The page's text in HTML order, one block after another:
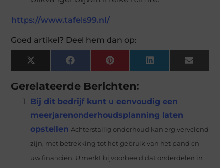
https://www.tafels99.nl/
Goed artikel? Deel hem dan op:
X
(Twitter)
FacebookPinterestLinkedInEmail
Gerelateerde Berichten:
Bij dit bedrijf kunt u eenvoudig een
meerjarenonderhoudsplanning laten
opstellen Achterstallig onderhoud kan erg vervelend
zijn, met betrekking tot het gebruik van het pand én
uw financiën. U merkt bijvoorbeeld dat onderdelen in